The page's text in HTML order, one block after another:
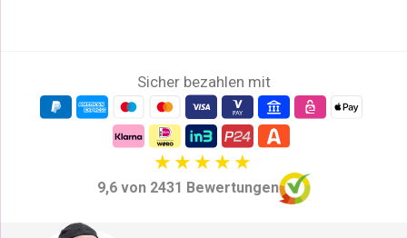
Sicher bezahlen mit
9,6 von 2431 Bewertungen